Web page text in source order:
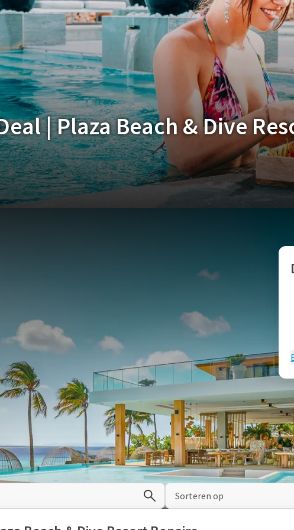
| Plaza Beach & Dive
elegantie en profiteer van onze Black Friday Travel Deal
Beach & Dive Resort Bonaire. Verblijf in een van onze
BESCHIKBARE HOTELS
Sorteren
Sorteren op